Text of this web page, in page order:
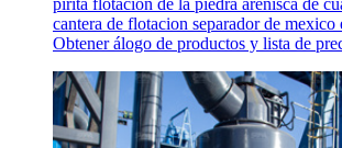
pirita flotacion de la piedra arenisca de
cantera de flotacion separador de mexico
Obtener álogo de productos y lista de